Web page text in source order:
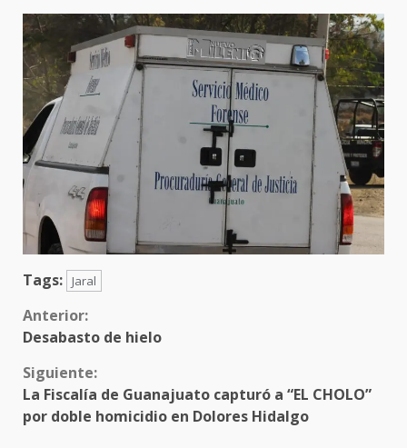
Tags: Jaral
Sigue
Anterior:
Desabasto de hielo
Siguiente:
La Fiscalía de Guanajuato capturó a “EL CHOLO”
por doble homicidio en Dolores Hidalgo